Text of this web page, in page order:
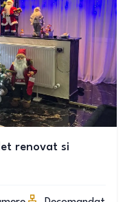
renovat si